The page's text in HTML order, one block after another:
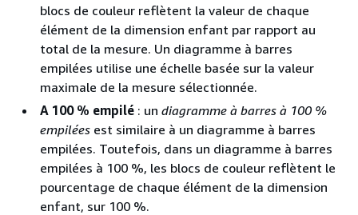
blocs de couleur reflètent la valeur de chaque
élément de la dimension enfant par rapport au
total de la mesure. Un diagramme à barres
empilées utilise une échelle basée sur la valeur
maximale de la mesure sélectionnée.
A 100 % empilé : un diagramme à barres à 100 %
empilées est similaire à un diagramme à barres
empilées. Toutefois, dans un diagramme à barres
empilées à 100 %, les blocs de couleur reflètent le
pourcentage de chaque élément de la dimension
enfant, sur 100 %.